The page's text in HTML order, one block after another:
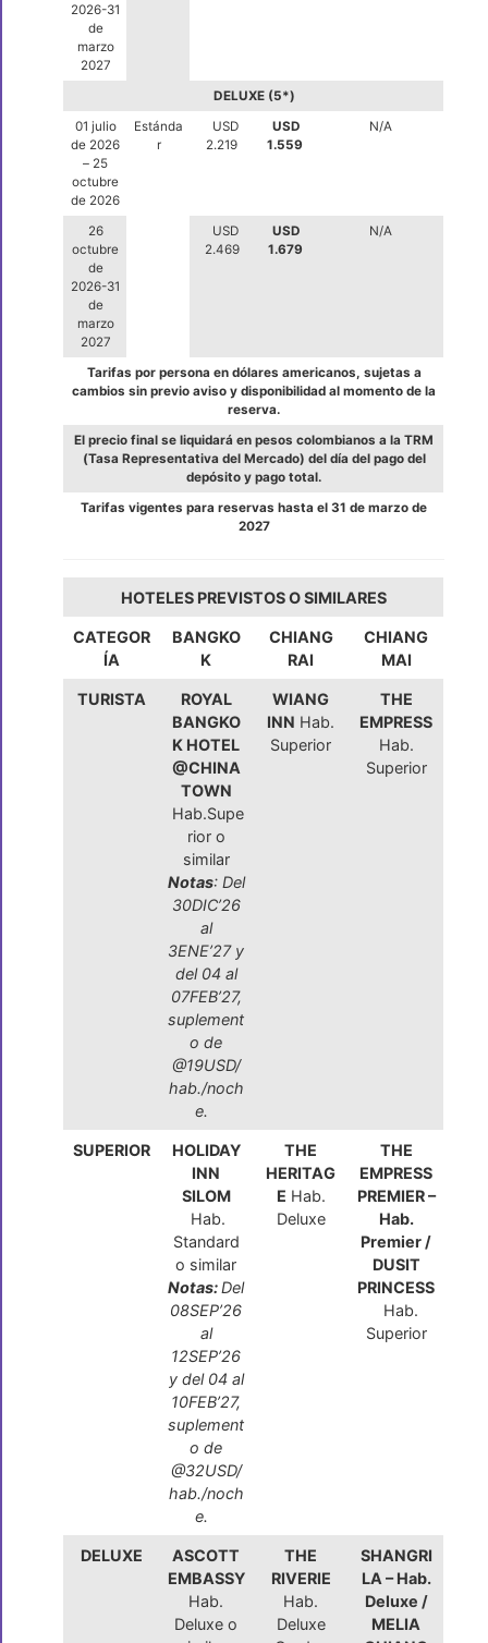
2026-31
de
marzo
2027
DELUXE (5*)
01 julio
de 2026
– 25
octubre
de 2026
Estánda
r
USD
2.219
USD
1.559
N/A
26
octubre
de
2026-31
de
marzo
2027
USD
2.469
USD
1.679
N/A
Tarifas por persona en dólares americanos, sujetas a
cambios sin previo aviso y disponibilidad al momento de la
reserva.
El precio final se liquidará en pesos colombianos a la TRM
(Tasa Representativa del Mercado) del día del pago del
depósito y pago total.
Tarifas vigentes para reservas hasta el 31 de marzo de
2027
HOTELES PREVISTOS O SIMILARES
CATEGOR
ÍA
BANGKO
K
CHIANG
RAI
CHIANG
MAI
TURISTA
ROYAL
BANGKO
K HOTEL
@CHINA
TOWN
Hab.Supe
rior o
similar
Notas: Del
30DIC’26
al
3ENE’27 y
del 04 al
07FEB’27,
suplement
o de
@19USD/
hab./noch
e.
WIANG
INN Hab.
Superior
THE
EMPRESS
Hab.
Superior
SUPERIOR
HOLIDAY
INN
SILOM
Hab.
Standard
o similar
Notas:Del
08SEP’26
al
12SEP’26
y del 04 al
10FEB’27,
suplement
o de
@32USD/
hab./noch
e.
THE
HERITAG
E Hab.
Deluxe
THE
EMPRESS
PREMIER –
Hab.
Premier /
DUSIT
PRINCESS
Hab.
Superior
DELUXE
ASCOTT
EMBASSY
Hab.
Deluxe o
THE
RIVERIE
Hab.
Deluxe
SHANGRI
LA – Hab.
Deluxe /
MELIA